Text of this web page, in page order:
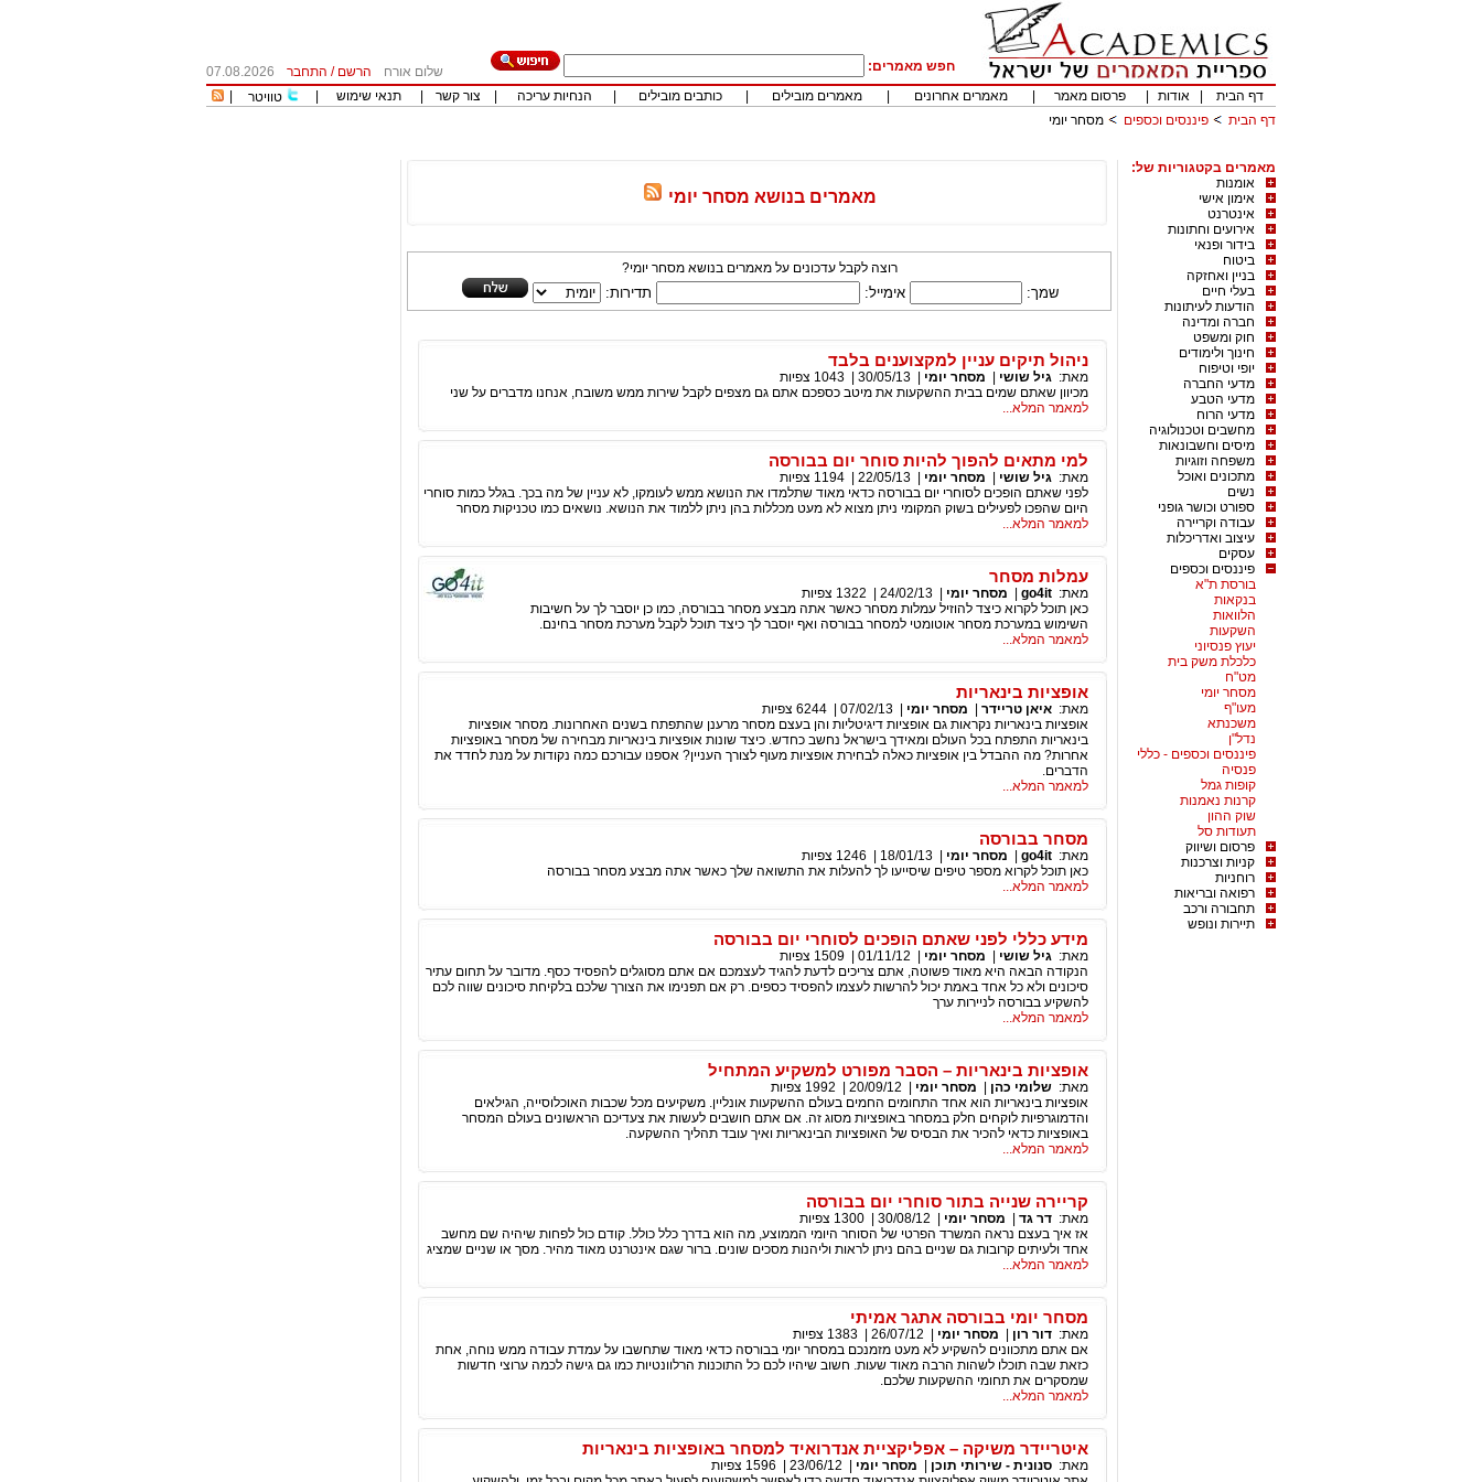
חפש מאמרים: שלום אורח הרשם / התחבר
07.08.2026
דף הבית
אודות פרסום מאמר מאמרים אחרונים מאמרים מובילים כותבים מובילים הנחיות עריכה צור קשר תנאי שימוש טוויטר
דף הבית
פיננסים וכספים מסחר יומי
מאמרים בקטגוריות של:
אומנות
אימון אישי
אינטרנט
אירועים וחתונות
בידור ופנאי
ביטוח
בניין ואחזקה
בעלי חיים
הודעות לעיתונות
חברה ומדינה
חוק ומשפט
חינוך ולימודים
יופי וטיפוח
מדעי החברה
מדעי הטבע
מדעי הרוח
מחשבים וטכנולוגיה
מיסים וחשבונאות
משפחה וזוגיות
מתכונים ואוכל
נשים
ספורט וכושר גופני
עבודה וקריירה
עיצוב ואדריכלות
עסקים
פיננסים וכספים
בורסת ת"א
בנקאות
הלוואות
השקעות
יעוץ פנסיוני
כלכלת משק בית
מט"ח
מסחר יומי
מעו"ף
משכנתא
נדל"ן
פיננסים וכספים - כללי
פנסיה
קופות גמל
קרנות נאמנות
שוק ההון
תעודות סל
פרסום ושיווק
קניות וצרכנות
רוחניות
רפואה ובריאות
תחבורה ורכב
תיירות ונופש
מאמרים בנושא מסחר יומי
רוצה לקבל עדכונים על מאמרים בנושא מסחר יומי?
שמך: אימייל: תדירות:
ניהול תיקים עניין למקצוענים בלבד
מאת: גיל שושי מסחר יומי 30/05/13
1043 צפיות
מכיוון שאתם שמים בבית ההשקעות את מיטב כספכם אתם גם מצפים לקבל שירות ממש משובח, אנחנו מדברים על שני
למאמר המלא...
למי מתאים להפוך להיות סוחר יום בבורסה
מאת: גיל שושי מסחר יומי 22/05/13
1194 צפיות
לפני שאתם הופכים לסוחרי יום בבורסה כדאי מאוד שתלמדו את הנושא ממש לעומקו, לא עניין של מה בכך. בגלל כמות סוחרי
היום שהפכו לפעילים בשוק המקומי ניתן מצוא לא מעט מכללות בהן ניתן ללמוד את הנושא. נושאים כמו טכניקות מסחר
למאמר המלא...
עמלות מסחר
מאת: go4it מסחר יומי 24/02/13
1322 צפיות
כאן תוכל לקרוא כיצד להוזיל עמלות מסחר כאשר אתה מבצע מסחר בבורסה, כמו כן יוסבר לך על חשיבות
השימוש במערכת מסחר אוטומטי למסחר בבורסה ואף יוסבר לך כיצד תוכל לקבל מערכת מסחר בחינם.
למאמר המלא...
אופציות בינאריות
מאת: איאן טריידר מסחר יומי 07/02/13
6244 צפיות
אופציות בינאריות נקראות גם אופציות דיגיטליות והן בעצם מסחר מרענן שהתפתח בשנים האחרונות. מסחר אופציות
בינאריות התפתח בכל העולם ומאידך בישראל נחשב כחדש. כיצד שונות אופציות בינאריות מבחירה של מסחר באופציות
אחרות? מה ההבדל בין אופציות כאלה לבחירת אופציות מעוף לצורך העניין? אספנו עבורכם כמה נקודות על מנת לחדד את
הדברים.
למאמר המלא...
מסחר בבורסה
מאת: go4it מסחר יומי 18/01/13
1246 צפיות
כאן תוכל לקרוא מספר טיפים שיסייעו לך להעלות את התשואה שלך כאשר אתה מבצע מסחר בבורסה
למאמר המלא...
מידע כללי לפני שאתם הופכים לסוחרי יום בבורסה
מאת: גיל שושי מסחר יומי 01/11/12
1509 צפיות
הנקודה הבאה היא מאוד פשוטה, אתם צריכים לדעת להגיד לעצמכם אם אתם מסוגלים להפסיד כסף. מדובר על תחום עתיר
סיכונים ולא כל אחד באמת יכול להרשות לעצמו להפסיד כספים. רק אם תפנימו את הצורך שלכם בלקיחת סיכונים שווה לכם
להשקיע בבורסה לניירות ערך
למאמר המלא...
אופציות בינאריות – הסבר מפורט למשקיע המתחיל
מאת: שלומי כהן מסחר יומי 20/09/12
1992 צפיות
אופציות בינאריות הוא אחד התחומים החמים בעולם ההשקעות אונליין. משקיעים מכל שכבות האוכלוסייה, הגילאים
והדמוגרפיות לוקחים חלק במסחר באופציות מסוג זה. אם אתם חושבים לעשות את צעדיכם הראשונים בעולם המסחר
באופציות כדאי להכיר את הבסיס של האופציות הבינאריות ואיך עובד תהליך ההשקעה.
למאמר המלא...
קריירה שנייה בתור סוחרי יום בבורסה
מאת: דר גד מסחר יומי 30/08/12
1300 צפיות
אז איך בעצם נראה המשרד הפרטי של הסוחר היומי הממוצע, מה הוא בדרך כלל כולל. קודם כול לפחות שיהיה שם מחשב
אחד ולעיתים קרובות גם שניים בהם ניתן לראות וליהנות מסכים שונים. ברור שגם אינטרנט מאוד מהיר. מסך או שניים שמציג
למאמר המלא...
מסחר יומי בבורסה אתגר אמיתי
מאת: דור רון מסחר יומי 26/07/12
1383 צפיות
אם אתם מתכוונים להשקיע לא מעט מזמנכם במסחר יומי בבורסה כדאי מאוד שתחשבו על עמדת עבודה ממש נוחה, אחת
כזאת שבה תוכלו לשהות הרבה מאוד שעות. חשוב שיהיו לכם כל התוכנות הרלוונטיות כמו גם גישה לכמה ערוצי חדשות
שמסקרים את תחומי ההשקעות שלכם.
למאמר המלא...
איטריידר משיקה – אפליקציית אנדרואיד למסחר באופציות בינאריות
מאת: סנונית - שירותי תוכן מסחר יומי 23/06/12
1596 צפיות